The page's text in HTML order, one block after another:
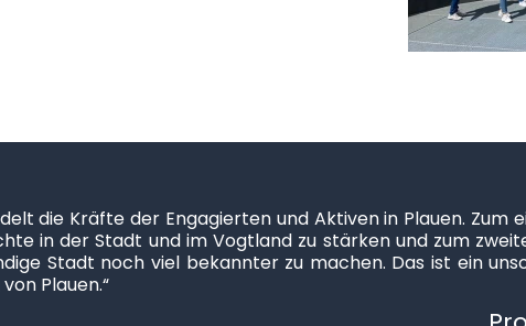
die Kräfte der Engagierten und Aktiven in Plauen. Zum
in der Stadt und im Vogtland zu stärken und zum
Stadt noch viel bekannter zu machen. Das ist ein
Plauen.“